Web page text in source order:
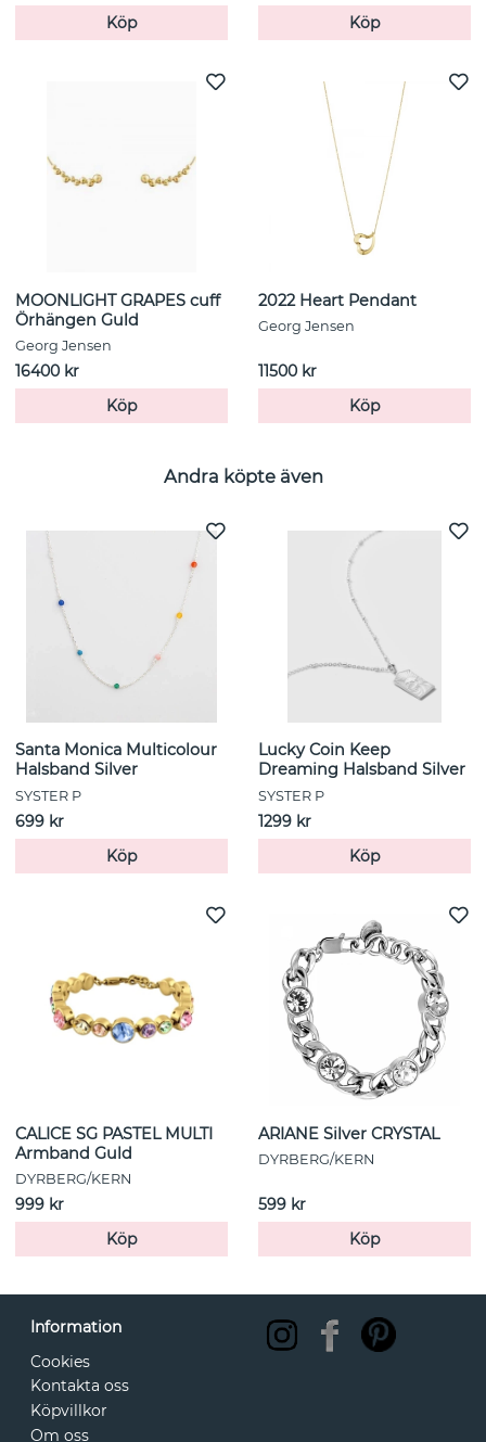
Köp
Köp
MOONLIGHT GRAPES cuff
Örhängen Guld
Georg Jensen
16400 kr
Köp
2022 Heart Pendant
Georg Jensen
11500 kr
Köp
Andra köpte även
Santa Monica Multicolour
Halsband Silver
SYSTER P
699 kr
Köp
Lucky Coin Keep
Dreaming Halsband Silver
SYSTER P
1299 kr
Köp
CALICE SG PASTEL MULTI
Armband Guld
DYRBERG/KERN
999 kr
Köp
ARIANE Silver CRYSTAL
DYRBERG/KERN
599 kr
Köp
Information
Cookies
Kontakta oss
Köpvillkor
Om oss